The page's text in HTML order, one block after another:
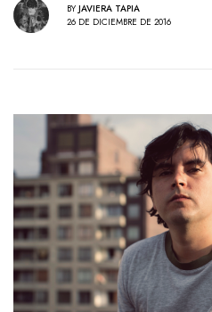
BY JAVIERA TAPIA
26 DE DICIEMBRE DE 2016